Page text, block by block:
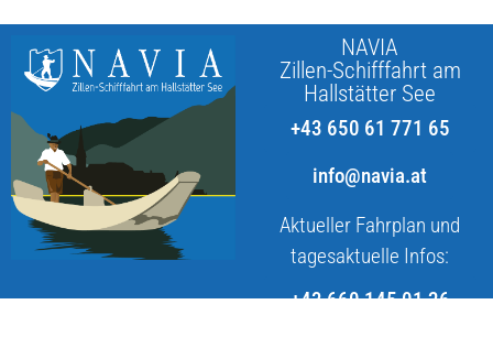
NAVIA
Zillen-Schifffahrt am
Hallstätter See
+43 650 61 771 65
info@navia.at
Aktueller Fahrplan und
tagesaktuelle Infos:
+43 660 145 01 26